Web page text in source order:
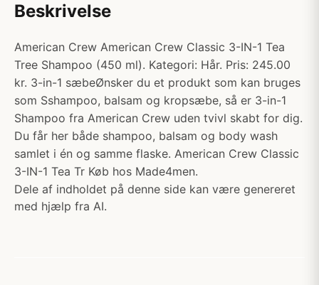
Beskrivelse
American Crew American Crew Classic 3-IN-1 Tea
Tree Shampoo (450 ml). Kategori: Hår. Pris: 245.00
kr. 3-in-1 sæbeØnsker du et produkt som kan bruges
som Sshampoo, balsam og kropsæbe, så er 3-in-1
Shampoo fra American Crew uden tvivl skabt for dig.
Du får her både shampoo, balsam og body wash
samlet i én og samme flaske. American Crew Classic
3-IN-1 Tea Tr Køb hos Made4men.
Dele af indholdet på denne side kan være genereret
med hjælp fra AI.